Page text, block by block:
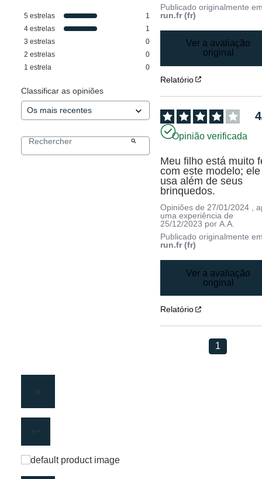
5 estrelas
1
4 estrelas
1
3 estrelas
0
2 estrelas
0
1 estrela 0
Classificar as opiniões
Publicado originalmente
run.fr (fr)
Ver a avaliação
original
Relatório
4
Opinião verificada
Meu filho está muito
com este modelo;
usa além de seus
brinquedos.
Opiniões de 27/01/2024
,
uma experiência de
25/12/2023 porA.A.
Publicado originalmente
run.fr (fr)
Ver a avaliação
original
Relatório
1